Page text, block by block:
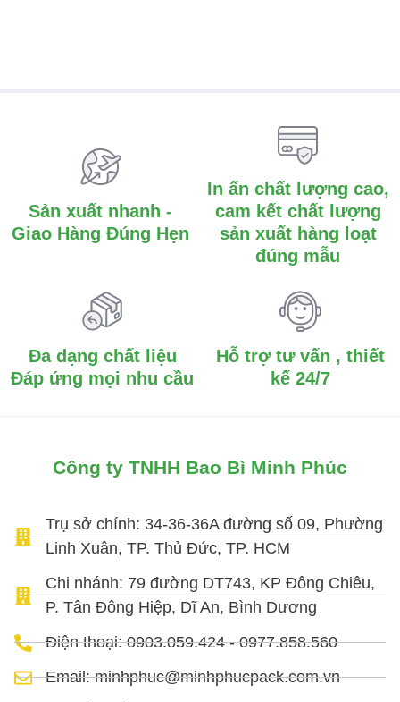
Sản xuất nhanh -
Giao Hàng Đúng Hẹn
In ấn chất lượng cao,
cam kết chất lượng
sản xuất hàng loạt
đúng mẫu
Đa dạng chất liệu
Đáp ứng mọi nhu cầu
Hỗ trợ tư vấn , thiết
kế 24/7
Công ty TNHH Bao Bì Minh Phúc
Trụ sở chính: 34-36-36A đường số 09, Phường
Linh Xuân, TP. Thủ Đức, TP. HCM
Chi nhánh: 79 đường DT743, KP Đông Chiêu,
P. Tân Đông Hiệp, Dĩ An, Bình Dương
Điện thoại: 0903.059.424 - 0977.858.560
Email: minhphuc@minhphucpack.com.vn